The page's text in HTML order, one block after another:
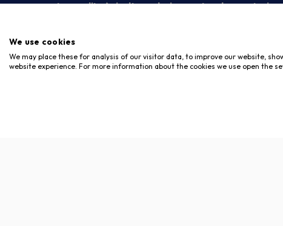
La vendita è rivolta esclusivamente ad operatori
We use cookies
We may place these for analysis of our visitor data, to improve our website,
website experience. For more information about the cookies we use open the